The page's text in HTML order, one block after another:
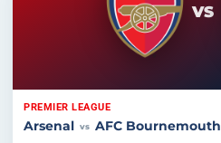
VS
PREMIER LEAGUE
Arsenal vs AFC Bournemouth